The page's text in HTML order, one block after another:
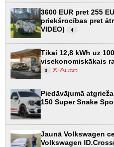
3600 EUR pret 255
priekšrocības pret
VIDEO)
4
Tikai 12,8 kWh uz
visekonomiskākais
3
Piedāvājumā
150 Super Snake
Jaunā Volkswagen
Volkswagen